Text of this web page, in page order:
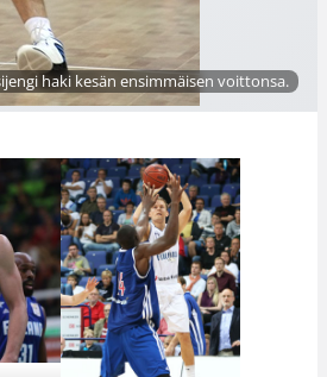
haki kesän ensimmäisen voittonsa.